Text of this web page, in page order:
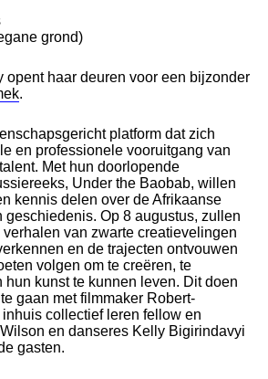
grond)
opent haar deuren voor een bijzonder
.
platform dat zich
en professionele vooruitgang van
Met hun doorlopende
Under the Baobab, willen
kennis delen over de Afrikaanse
geschiedenis. Op 8 augustus, zullen
van zwarte creatievelingen
en de trajecten ontvouwen
volgen om te creëren, te
hun kunst te kunnen leven. Dit doen
gaan met filmmaker Robert-
collectief leren fellow en
en danseres Kelly Bigirindavyi
gasten.